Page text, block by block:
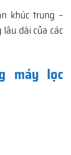
khúc trung –
dài của các
máy lọc